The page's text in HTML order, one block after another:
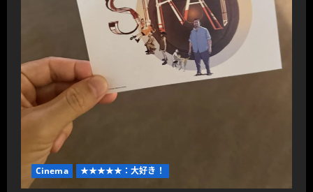
Cinema ★★★★★：大好き！